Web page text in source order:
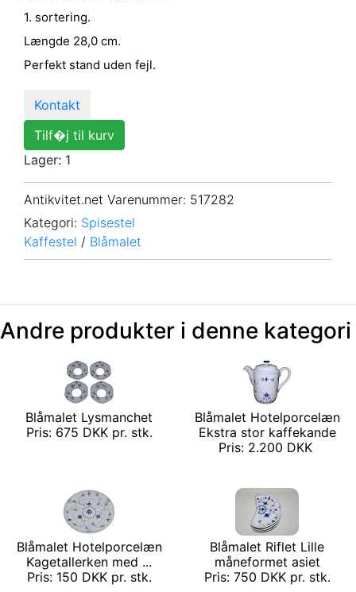
1. sortering.
Længde 28,0 cm.
Perfekt stand uden fejl.
Kontakt
Tilf�j til kurv
Lager: 1
Antikvitet.net Varenummer: 517282
Kategori: Spisestel
Kaffestel / Blåmalet
Andre produkter i denne kategori
Blåmalet Lysmanchet
Pris: 675 DKK pr. stk.
Blåmalet Hotelporcelæn
Ekstra stor kaffekande
Pris: 2.200 DKK
Blåmalet Hotelporcelæn
Kagetallerken med ...
Pris: 150 DKK pr. stk.
Blåmalet Riflet Lille
måneformet asiet
Pris: 750 DKK pr. stk.